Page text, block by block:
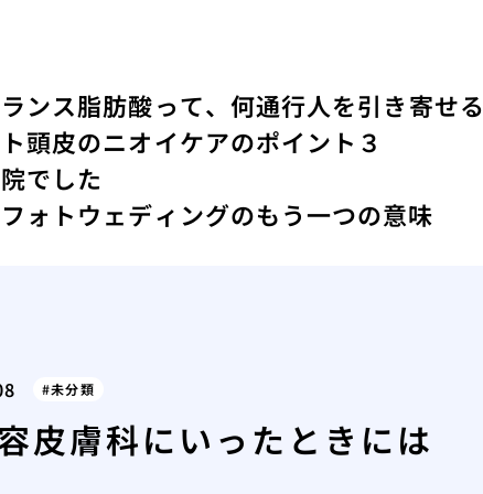
ランス脂肪酸って、何通行人を引き寄せ
頭皮のニオイケアのポイント３
でした
ォトウェディングのもう一つの意味
未分類
皮膚科にいったときには